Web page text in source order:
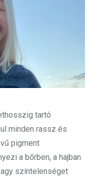
tartó
minden rassz és
pigment
a bőrben, a hajban
színtelenséget